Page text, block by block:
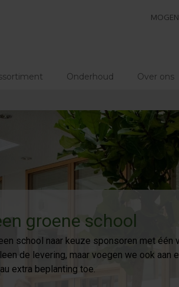
Onderhoud Over ons
groene school
school naar keuze sponsoren met één
de levering, maar voegen we ook aan
extra beplanting toe.